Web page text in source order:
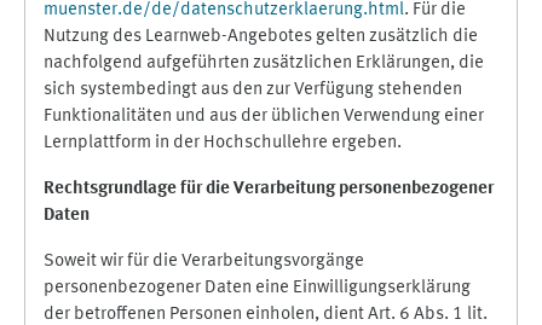
muenster.de/de/datenschutzerklaerung.html. Für die
Nutzung des Learnweb-Angebotes gelten zusätzlich die
nachfolgend aufgeführten zusätzlichen Erklärungen, die
sich systembedingt aus den zur Verfügung stehenden
Funktionalitäten und aus der üblichen Verwendung einer
Lernplattform in der Hochschullehre ergeben.
Rechtsgrundlage für die Verarbeitung personenbezogener
Daten
Soweit wir für die Verarbeitungsvorgänge
personenbezogener Daten eine Einwilligungserklärung
der betroffenen Personen einholen, dient Art. 6 Abs. 1 lit.